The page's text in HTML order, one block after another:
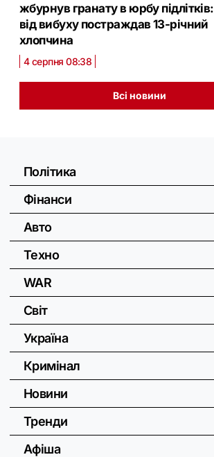
жбурнув гранату в юрбу підлітків:
від вибуху постраждав 13-річний
хлопчина
4 серпня 08:38
Всі новини
Політика
Фінанси
Авто
Техно
WAR
Світ
Україна
Кримінал
Новини
Тренди
Афіша